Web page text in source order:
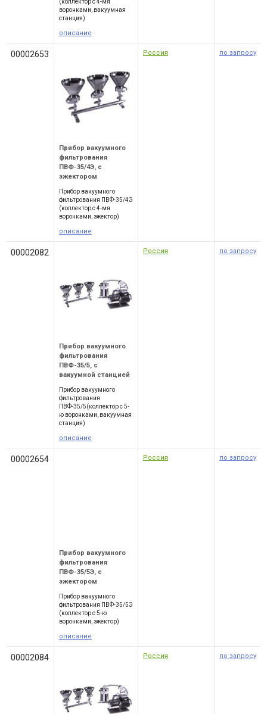
(коллектор с 4-мя
воронками, вакуумная
станция)
описание
00002653
Прибор вакуумного
фильтрования
ПВФ-35/4Э, с
эжектором
Прибор вакуумного
фильтрования ПВФ-35/4Э
(коллектор с 4-мя
воронками, эжектор)
описание
Россия по запросу
00002082
Прибор вакуумного
фильтрования
ПВФ-35/5, с
вакуумной станцией
Прибор вакуумного
фильтрования
ПВФ-35/5(коллектор с 5-
ю воронками, вакуумная
станция)
описание
Россия по запросу
00002654
Прибор вакуумного
фильтрования
ПВФ-35/5Э, с
эжектором
Прибор вакуумного
фильтрования ПВФ-35/5Э
(коллектор с 5-ю
воронками, эжектор)
описание
Россия по запросу
00002084 Россия по запросу